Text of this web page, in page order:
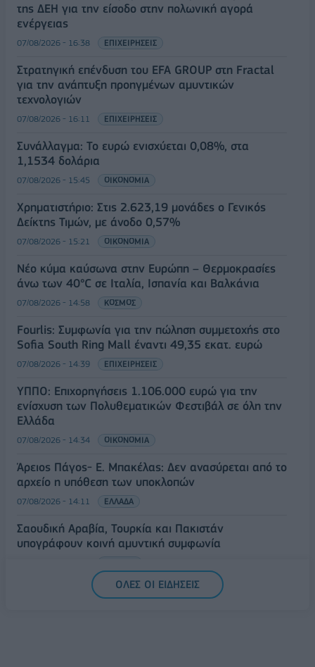
της ΔΕΗ για την είσοδο στην πολωνική αγορά
ενέργειας
07/08/2026 - 16:38 ΕΠΙΧΕΙΡΗΣΕΙΣ
Στρατηγική επένδυση του EFA GROUP στη Fractal
για την ανάπτυξη προηγμένων αμυντικών
τεχνολογιών
07/08/2026 - 16:11 ΕΠΙΧΕΙΡΗΣΕΙΣ
Συνάλλαγμα: Το ευρώ ενισχύεται 0,08%, στα
1,1534 δολάρια
07/08/2026 - 15:45 ΟΙΚΟΝΟΜΙΑ
Χρηματιστήριο: Στις 2.623,19 μονάδες ο Γενικός
Δείκτης Τιμών, με άνοδο 0,57%
07/08/2026 - 15:21 ΟΙΚΟΝΟΜΙΑ
Νέο κύμα καύσωνα στην Ευρώπη – Θερμοκρασίες
άνω των 40°C σε Ιταλία, Ισπανία και Βαλκάνια
07/08/2026 - 14:58 ΚΟΣΜΟΣ
Fourlis: Συμφωνία για την πώληση συμμετοχής στο
Sofia South Ring Mall έναντι 49,35 εκατ. ευρώ
07/08/2026 - 14:39 ΕΠΙΧΕΙΡΗΣΕΙΣ
ΥΠΠΟ: Επιχορηγήσεις 1.106.000 ευρώ για την
ενίσχυση των Πολυθεματικών Φεστιβάλ σε όλη την
Ελλάδα
07/08/2026 - 14:34 ΟΙΚΟΝΟΜΙΑ
Άρειος Πάγος- Ε. Μπακέλας: Δεν ανασύρεται από το
αρχείο η υπόθεση των υποκλοπών
07/08/2026 - 14:11 ΕΛΛΑΔΑ
Σαουδική Αραβία, Τουρκία και Πακιστάν
υπογράφουν κοινή αμυντική συμφωνία
ΟΛΕΣ ΟΙ ΕΙΔΗΣΕΙΣ